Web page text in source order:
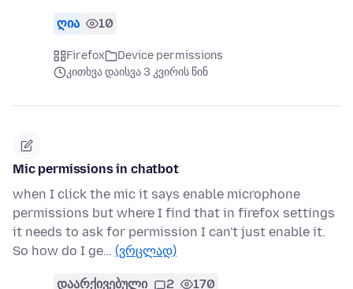
ღია 10
Firefox
Device permissions
კითხვა დაისვა 3 კვირის წინ
Mic permissions in chatbot
when I click the mic it says enable microphone
permissions but where I find that in firefox settings
it needs to ask for permission I can't just enable it.
So how do I ge… (ვრცლად)
დაარქივებული 2 170